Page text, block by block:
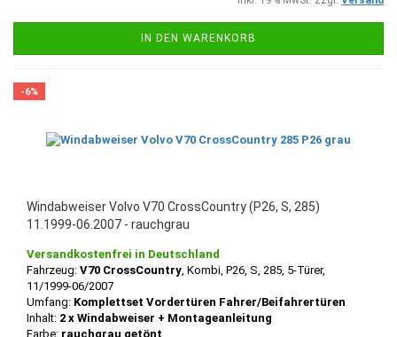
IN DEN WARENKORB
-6%
Windabweiser Volvo V70 CrossCountry (P26, S, 285)
11.1999-06.2007 - rauchgrau
Versandkostenfrei in Deutschland
Fahrzeug: V70 CrossCountry, Kombi, P26, S, 285, 5-Türer,
11/1999-06/2007
Umfang: Komplettset Vordertüren Fahrer/Beifahrertüren
Inhalt: 2 x Windabweiser + Montageanleitung
Farbe: rauchgrau getönt